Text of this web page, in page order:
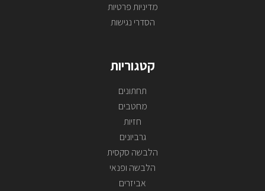
מדיניות פרטיות
הסדרי נגישות
קטגוריות
תחתונים
מחטבים
חזיות
גרביונים
הלבשה סקסית
הלבשה ופנאי
אביזרים